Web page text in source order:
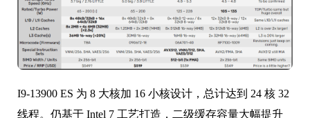
I9-13900 ES 为 8 大核加 16 小核设计，总计达到 24 核 32
线程。仍基于 Intel 7 工艺打造，二级缓存容量大幅提升